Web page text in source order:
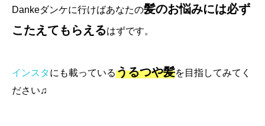
Dankeダンケに行けばあなたの髪のお悩みには必ず
こたえてもらえるはずです。
インスタにも載っているうるつや髪を目指してみてく
ださい♫